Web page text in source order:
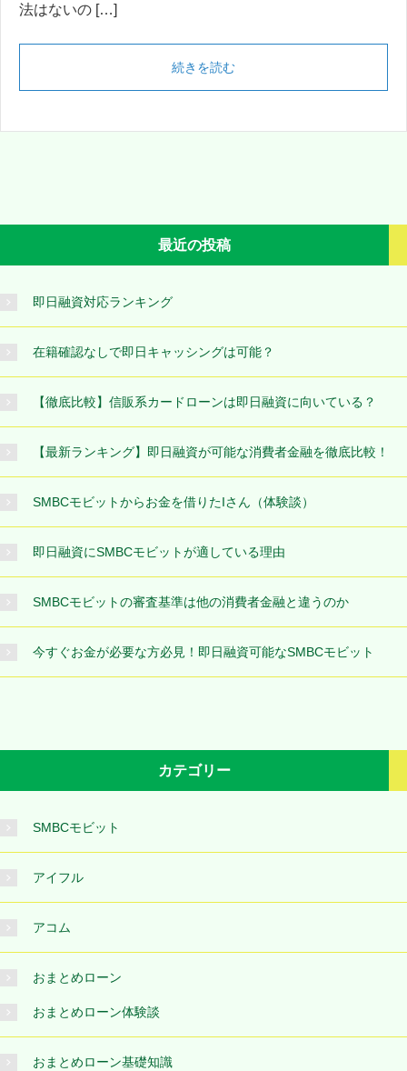
法はないの […]
続きを読む
最近の投稿
即日融資対応ランキング
在籍確認なしで即日キャッシングは可能？
【徹底比較】信販系カードローンは即日融資に向いている？
【最新ランキング】即日融資が可能な消費者金融を徹底比較！
SMBCモビットからお金を借りたIさん（体験談）
即日融資にSMBCモビットが適している理由
SMBCモビットの審査基準は他の消費者金融と違うのか
今すぐお金が必要な方必見！即日融資可能なSMBCモビット
カテゴリー
SMBCモビット
アイフル
アコム
おまとめローン
おまとめローン体験談
おまとめローン基礎知識